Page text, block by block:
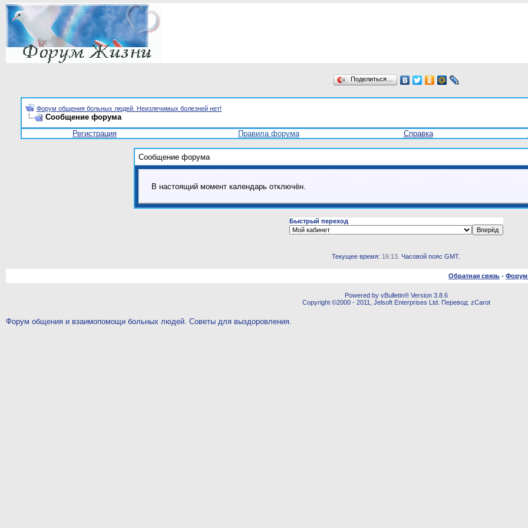
Поделиться…
Форум общения больных людей. Неизлечимых болезней нет!
Сообщение форума
Регистрация Правила форума Справка
Сообщение форума
В настоящий момент календарь отключён.
Быстрый переход
Текущее время: 16:13 . Часовой пояс GMT.
Обратная связь - Форум
Powered by vBulletin® Version 3.8.6
Copyright ©2000 - 2011, Jelsoft Enterprises Ltd. Перевод: zCarot
Форум общения и взаимопомощи больных людей. Советы для выздоровления.